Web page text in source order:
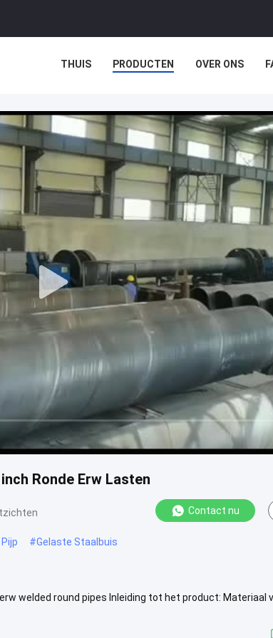
THUIS PRODUCTEN OVER ONS
Ronde Erw Lasten
Contact nu
#Gelaste Staalbuis
welded round pipes Inleiding tot het product: Materiaal